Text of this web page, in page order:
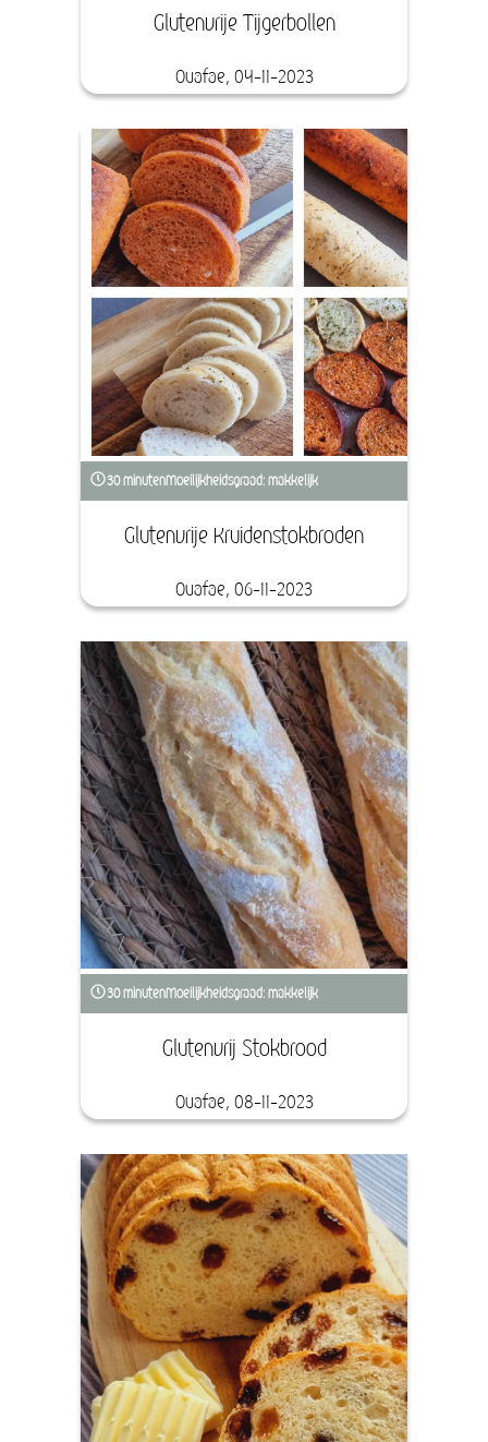
Glutenvrije Tijgerbollen
Ouafae, 04-11-2023
30 minutenMoeilijkheidsgraad: makkelijk
Glutenvrije Kruidenstokbroden
Ouafae, 06-11-2023
30 minutenMoeilijkheidsgraad: makkelijk
Glutenvrij Stokbrood
Ouafae, 08-11-2023